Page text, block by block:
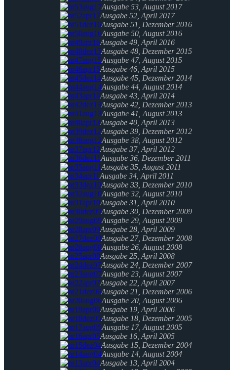
Ausgabe 53, August 2017
Ausgabe 52, April 2017
Ausgabe 51, Dezember 2016
Ausgabe 50, August 2016
Ausgabe 49, April 2016
Ausgabe 48, Dezember 2015
Ausgabe 47, August 2015
Ausgabe 46, April 2015
Ausgabe 45, Dezember 2014
Ausgabe 44, August 2014
Ausgabe 43, April 2014
Ausgabe 42, Dezember 2013
Ausgabe 41, August 2013
Ausgabe 40, April 2013
Ausgabe 39, Dezember 2012
Ausgabe 38, August 2012
Ausgabe 37, April 2012
Ausgabe 36, Dezember 2011
Ausgabe 35, August 2011
Ausgabe 34, April 2011
Ausgabe 33, Dezember 2010
Ausgabe 32, August 2010
Ausgabe 31, April 2010
Ausgabe 30, Dezember 2009
Ausgabe 29, August 2009
Ausgabe 28, April 2009
Ausgabe 27, Dezember 2008
Ausgabe 26, August 2008
Ausgabe 25, April 2008
Ausgabe 24, Dezember 2007
Ausgabe 23, August 2007
Ausgabe 22, April 2007
Ausgabe 21, Dezember 2006
Ausgabe 20, August 2006
Ausgabe 19, April 2006
Ausgabe 18, Dezember 2005
Ausgabe 17, August 2005
Ausgabe 16, April 2005
Ausgabe 15, Dezember 2004
Ausgabe 14, August 2004
Ausgabe 13, April 2004